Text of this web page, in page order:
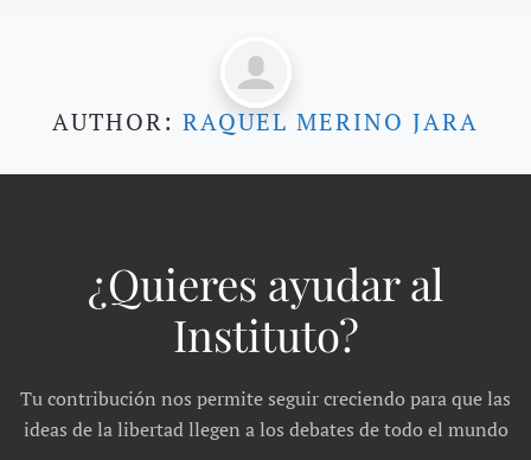
AUTHOR: RAQUEL MERINO JARA
¿Quieres ayudar al
Instituto?
Tu contribución nos permite seguir creciendo para que las
ideas de la libertad llegen a los debates de todo el mundo